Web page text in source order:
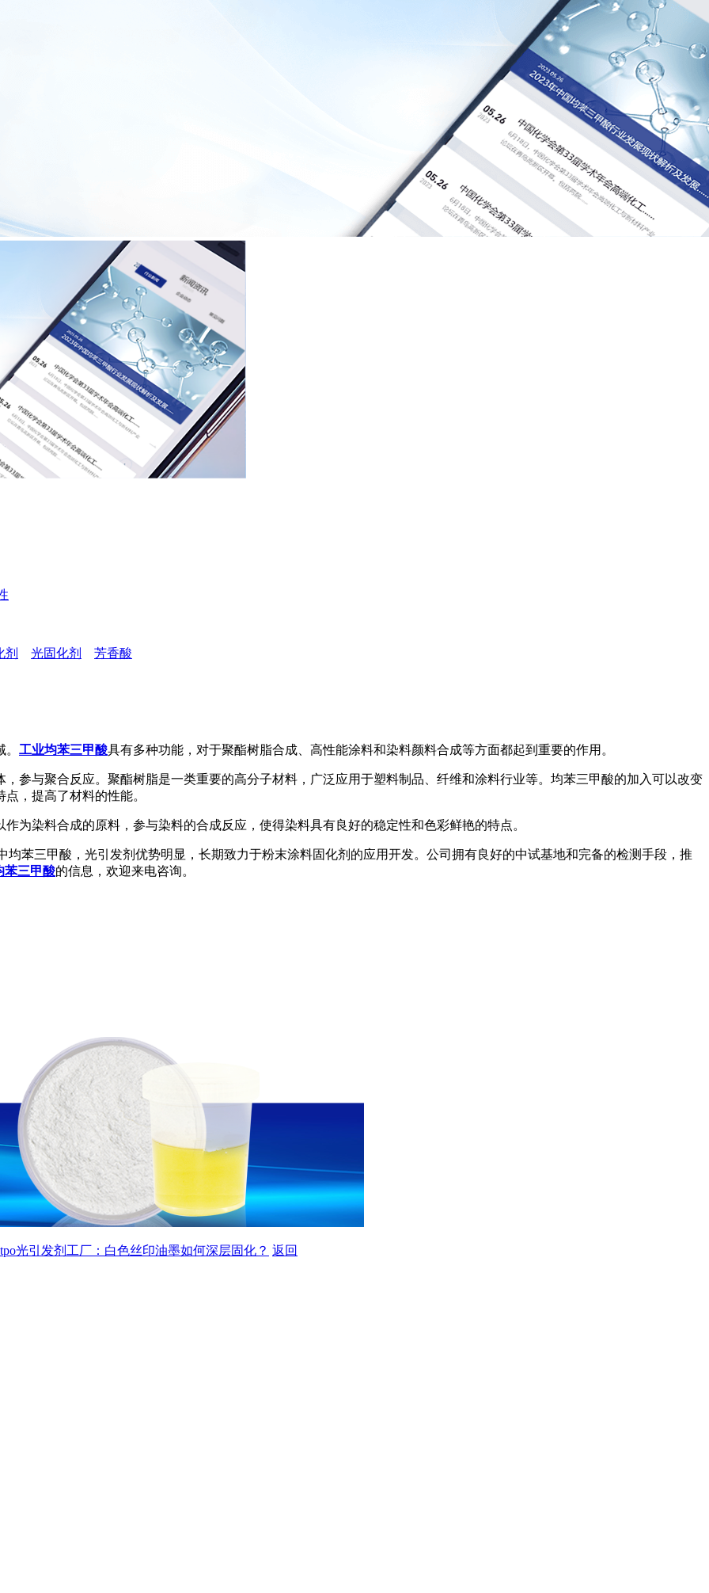
剂 光固化剂 芳香酸
工业均苯三甲酸具有多种功能，对于聚酯树脂合成、高性能涂料和染料颜料合成等方面都起到重要的作用。
与聚合反应。聚酯树脂是一类重要的高分子材料，广泛应用于塑料制品、纤维和涂料行业等。均苯三甲酸的加入可以改变
，提高了材料的性能。
染料合成的原料，参与染料的合成反应，使得染料具有良好的稳定性和色彩鲜艳的特点。
三甲酸，光引发剂优势明显，长期致力于粉末涂料固化剂的应用开发。公司拥有良好的中试基地和完备的检测手段，推
苯三甲酸的信息，欢迎来电咨询。
光引发剂工厂：白色丝印油墨如何深层固化？ 返回